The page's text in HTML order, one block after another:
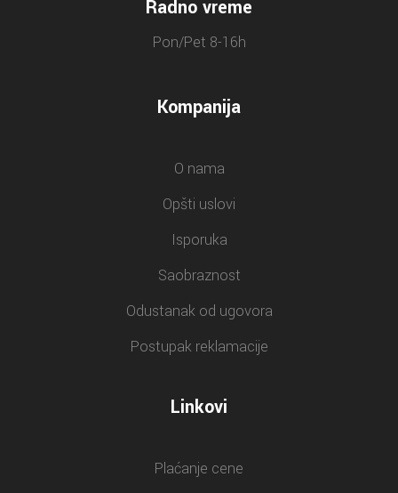
Radno vreme
Pon/Pet 8-16h
Kompanija
O nama
Opšti uslovi
Isporuka
Saobraznost
Odustanak od ugovora
Postupak reklamacije
Linkovi
Plaćanje cene